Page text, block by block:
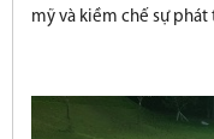
mỹ và kiềm chế sự